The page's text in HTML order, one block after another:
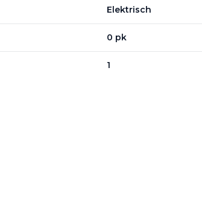
Elektrisch
0 pk
1